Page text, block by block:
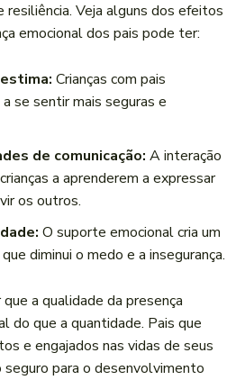
Veja alguns dos efeitos⁢
emocional ⁢dos pais pode‌ ter:
Crianças com pais
se⁢ sentir mais seguras‍ e
de comunicação: ⁤A interação
a aprenderem a⁢ expressar
os⁤ outros.
O​ suporte emocional cria‌ um⁣
diminui o medo e a ⁤insegurança.
a qualidade ​da presença
⁤do que ⁣a quantidade. Pais que
⁤e engajados nas vidas de seus⁣
seguro para o desenvolvimento